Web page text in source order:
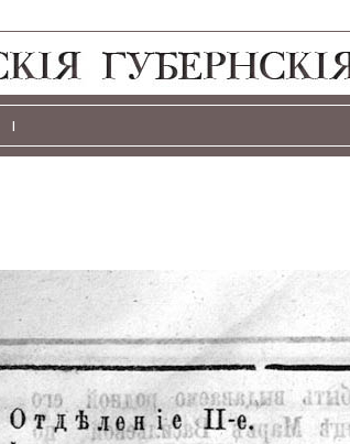
|